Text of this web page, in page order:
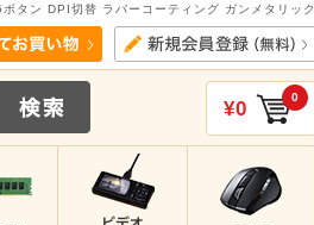
タン DPI切替 ラバーコーティング ガンメタリック
¥0 0